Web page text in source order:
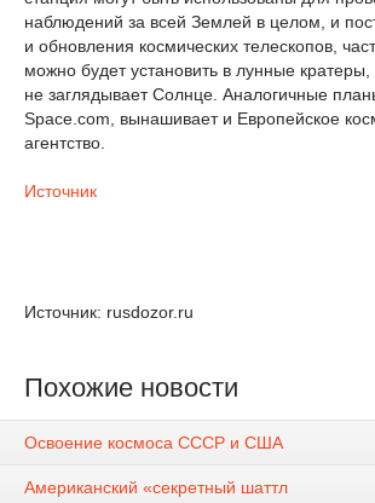
наблюдений за всей Землей в целом, и
и обновления космических телескопов,
можно будет установить в лунные кратеры,
не заглядывает Солнце. Аналогичные
Space.com, вынашивает и Европейское
агентство.
Источник
Источник: rusdozor.ru
Похожие новости
Освоение космоса СССР и США
Американский «секретный шаттл